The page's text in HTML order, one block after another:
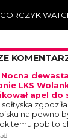
Nocna
LKS
apel do
na pewno
temu pobito